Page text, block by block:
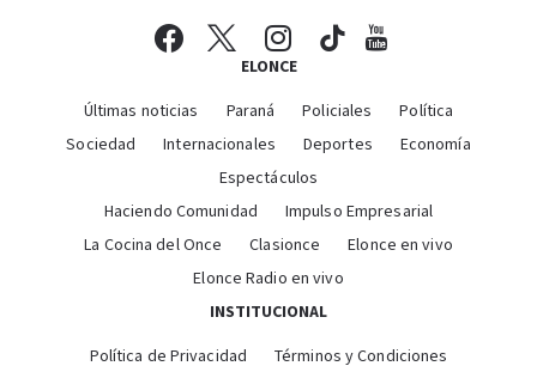
ELONCE
Últimas noticias Paraná Policiales
Política
Sociedad
Internacionales Deportes
Economía
Espectáculos
Haciendo Comunidad
Impulso Empresarial
La Cocina del Once
Clasionce
Elonce en vivo
Elonce Radio en vivo
INSTITUCIONAL
Política de Privacidad
Términos y Condiciones